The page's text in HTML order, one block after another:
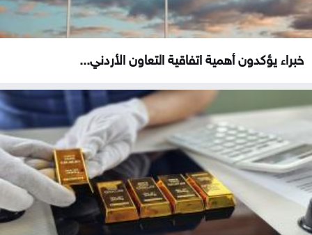
خبراء يؤكدون أهمية اتفاقية التعاون الأردني...